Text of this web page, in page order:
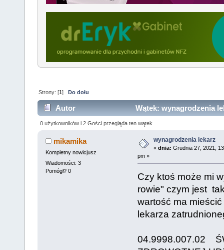
Strony: [1] Do dołu
Autor Wątek: wynagrodzenia
0 użytkowników i 2 Gości przegląda ten wątek.
mikamika
Kompletny nowicjusz
Wiadomości: 3
Pomógł? 0
wynagrodzenia lekarz
« dnia: Grudnia 27, 2021,
pm »
Czy ktoś może mi
rowie" czym jest
wartość ma
lekarza
04.9998.007.02